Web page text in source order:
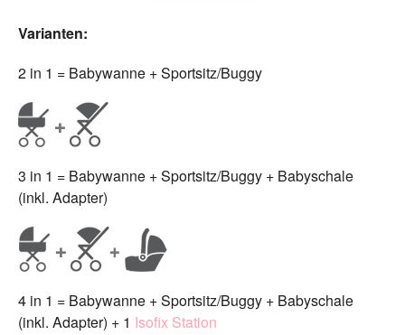
Varianten:
2 in 1 = Babywanne + Sportsitz/Buggy
3 in 1 = Babywanne + Sportsitz/Buggy + Babyschale
(inkl. Adapter)
4 in 1 = Babywanne + Sportsitz/Buggy + Babyschale
(inkl. Adapter) + 1 Isofix Station